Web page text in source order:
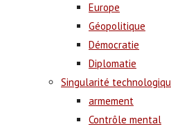
Europe
Géopolitique
Démocratie
Diplomatie
Singularité
armement
Contrôle mental